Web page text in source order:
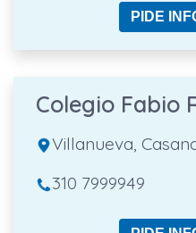
PIDE
Colegio Fabio
Villanueva,
310 7999949